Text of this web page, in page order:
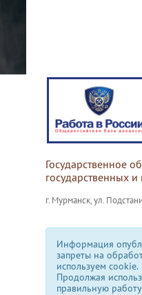
Государственное
государственных
г. Мурманск, ул.
Информация
запреты на
используем сookie.
Продолжая
правильную